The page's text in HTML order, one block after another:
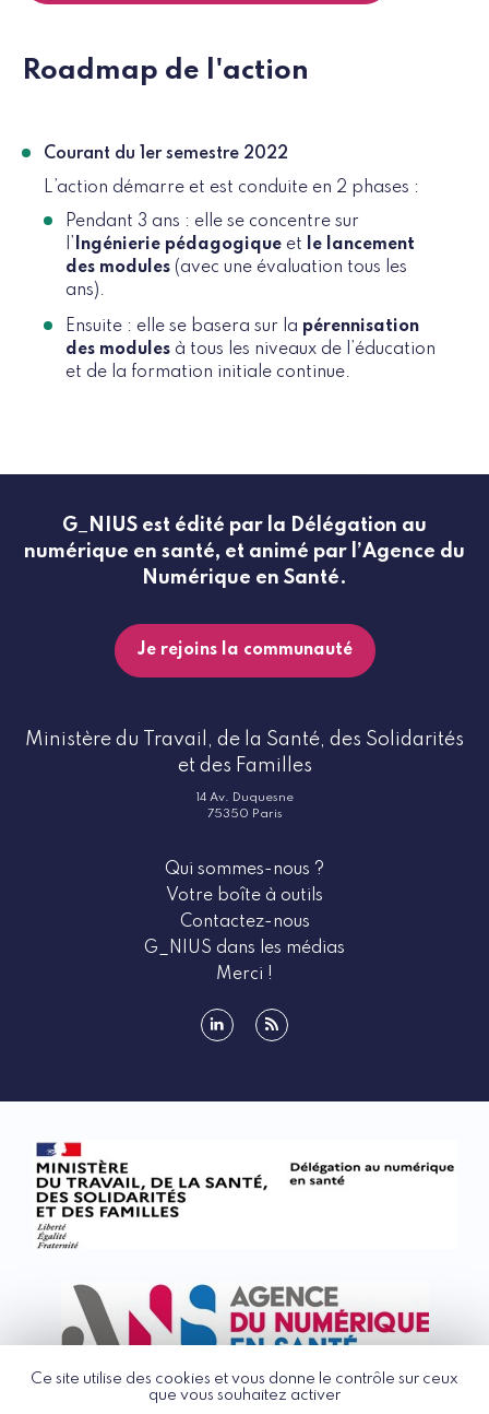
Ce site utilise des cookies et vous donne le contrôle sur ceux
que vous souhaitez activer
Roadmap de l'action
Courant du 1er semestre 2022
L’action démarre et est conduite en 2 phases :
Pendant 3 ans : elle se concentre sur
Ingénierie pédagogique et
le lancement
des modules (avec une évaluation tous les
ans).
Ensuite : elle se basera sur la pérennisation
des modules à tous les niveaux de l’éducation
et de la formation initiale continue.
G_NIUS est édité par la Délégation au
numérique en santé, et animé par l’Agence du
Numérique en Santé.
Je rejoins la communauté
Ministère du Travail, de la Santé, des Solidarités
et des Familles
14 Av. Duquesne
75350 Paris
Qui sommes-nous ?
Votre boîte à outils
Contactez-nous
G_NIUS dans les médias
Merci !